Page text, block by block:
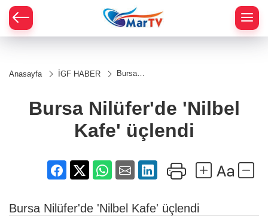
Anasayfa İGF HABER
Bursa
Kafe'
üçlendi
Bursa Nilüfer'de 'Nilbel
Kafe' üçlendi
Bursa Nilüfer'de 'Nilbel Kafe' üçlendi